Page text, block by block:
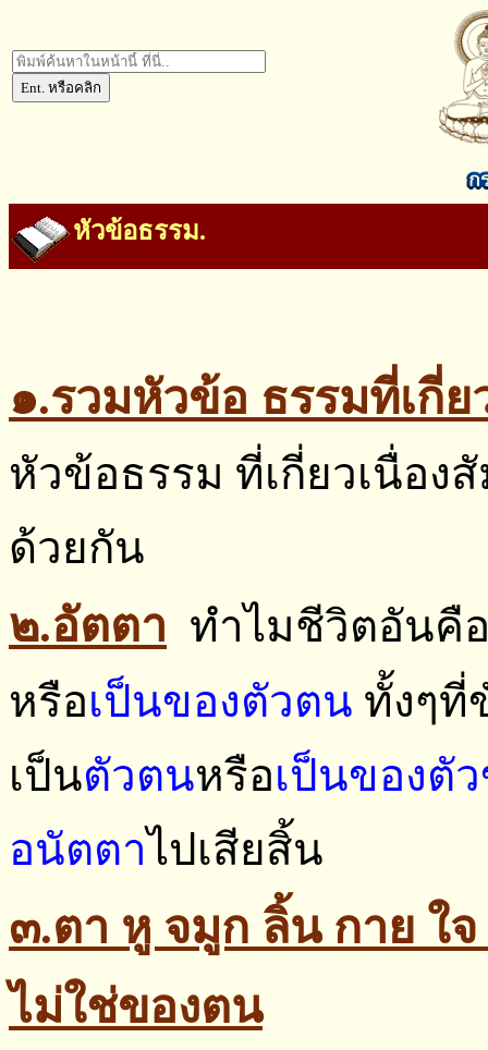
หัวข้อธรรม.
๑.รวมหัวข้อ ธรรมที่เกี่
หัวข้อธรรม ที่เกี่ยวเนื่อ
ด้วยกัน
๒.อัตตา ทำไมชีวิตอันคื
หรือเป็นของตัวตน ทั้งๆที่
เป็นตัวตนหรือเป็นของตั
อนัตตาไปเสียสิ้น
๓.ตา หู จมูก ลิ้น กาย ใ
ไม่ใช่ของตน